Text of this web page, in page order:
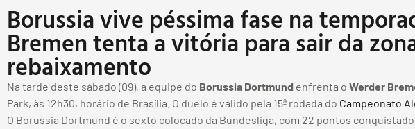
Borussia vive péssima fase na
Bremen tenta a vitória para sair da
rebaixamento
Na tarde deste sábado (09), a equipe do Borussia Dortmund enfrenta o Werder
Park, às 12h30, horário de Brasília. O duelo é válido pela 15ª rodada do Campeonato
O Borussia Dortmund é o sexto colocado da Bundesliga, com 22 pontos